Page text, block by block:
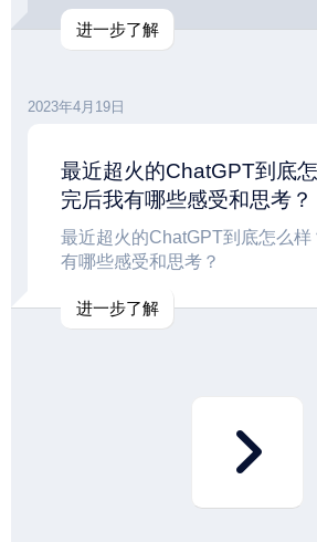
进一步了解
2023年4月19日
最近超火的ChatGPT到底
完后我有哪些感受和思考？
最近超火的ChatGPT到底怎么样
有哪些感受和思考？
进一步了解